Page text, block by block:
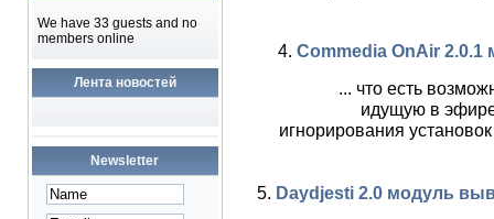
We have 33 guests and no
members online
Лента новостей
Newsletter
4. Commedia OnAir
... что есть
идущую в
игнорирования
5. Daydjesti 2.0 модуль